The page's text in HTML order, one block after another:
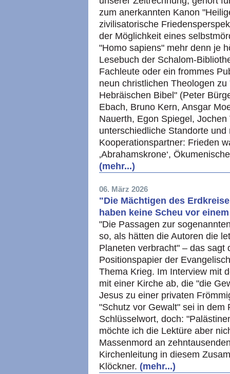
zum anerkannten Kanon
zivilisatorische
der Möglichkeit eines
"Homo sapiens" mehr denn je
Lesebuch der Schalom-
Fachleute oder ein frommes
neun christlichen Theologen
Hebräischen Bibel" (Peter
Ebach, Bruno Kern, Ansgar
Nauerth, Egon Spiegel,
unterschiedliche Standorte
Kooperationspartner: Frieden
‚Abrahamskrone‘,
(mehr...)
06. März 2026
"Die Mächtigen des
haben keine Scheu vor
"Die Passagen zur
so, als hätten die Autoren die
Planeten verbracht" – das sagt
Positionspapier der
Thema Krieg. Im Interview mit
mit einer Kirche ab, die "die
Jesus zu einer privaten
"Schutz vor Gewalt" sei in dem
Schlüsselwort, doch:
möchte ich die Lektüre aber
Massenmord an
Kirchenleitung in diesem
Klöckner. (mehr...)